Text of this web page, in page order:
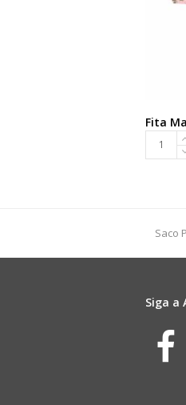
Fita
Fita
Rosa
Saco
Siga a